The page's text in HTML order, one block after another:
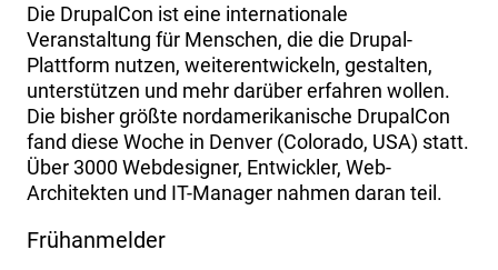
Die DrupalCon ist eine internationale
Veranstaltung für Menschen, die die Drupal-
Plattform nutzen, weiterentwickeln, gestalten,
unterstützen und mehr darüber erfahren wollen.
Die bisher größte nordamerikanische DrupalCon
fand diese Woche in Denver (Colorado, USA) statt.
Über 3000 Webdesigner, Entwickler, Web-
Architekten und IT-Manager nahmen daran teil.
Frühanmelder